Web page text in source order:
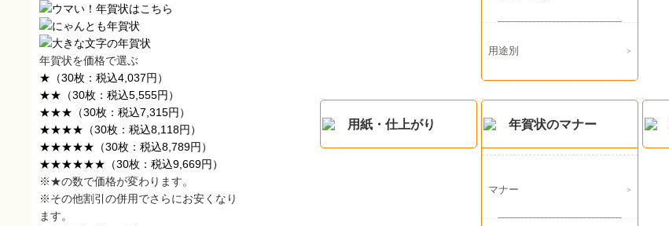
年賀状を価格で選ぶ
★ （30枚：税込4,037円）
★★ （30枚：税込5,555円）
★★★ （30枚：税込7,315円）
★★★★ （30枚：税込8,118円）
★★★★★ （30枚：税込8,789円）
★★★★★★ （30枚：税込9,669円）
※★の数で価格が変わります。
※その他割引の併用でさらにお安くなり
ます。
用途別
用紙・仕上がり 年賀状のマナー
マナー